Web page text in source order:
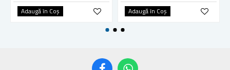
Adaugă în Coş Adaugă în Coş